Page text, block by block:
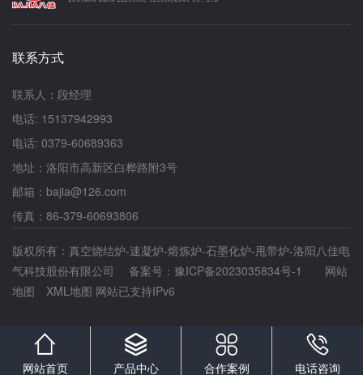
物料符合烧结工艺的要求，避免杂质和异物混入。
避免高温、潮湿等不利条件。同时，确保电源稳
定，接地良好，避免电气故障。二、操作步骤1.装
物料装入烧结炉内。注意避免物料堆积不均或卡滞
现象，确保物料在炉腔内均匀分布。2.关闭炉门装
密封圈是否完好，必要时更换密封圈，以确保炉腔
气，使炉腔内的气体逐渐排出。通过真空计实时监
测炉腔内的真空度，确保真空度达到设定要求。4.
加热过程启动加热系统，按照设定的温度曲线对物
料进行加热。控制系统会自动调节加热元件的功率
围内。5.保温处理当炉腔内的温度达到设定值后，
进入保温阶段。保温时间根据物料的特性和烧结工
艺要求而定。保温过程中，控制系统会持续监测炉
联系方式
联系人：段经理
电话: 15137942993
电话: 0379-60689363
地址：洛阳市高新区白桦路附3号
邮箱：bajia@126.com
传真：86-379-60693806
版权所有：真空烧结炉-速凝炉-熔炼炉-石墨化炉-甩带炉-洛阳八佳电
气科技股份有限公司 备案号： 豫ICP备2023035834号-1
网站
地图
XML地图 网站已支持IPv6
网站首页 产品中心 合作案例 电话咨询